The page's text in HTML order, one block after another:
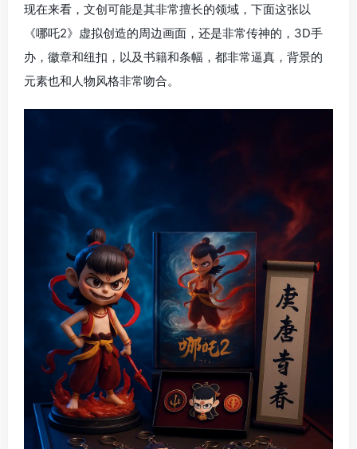
现在来看，文创可能是其非常擅长的领域，下面这张以
《哪吒2》虚拟创造的周边画面，还是非常传神的，3D手
办，徽章和纽扣，以及书籍和条幅，都非常逼真，背景的
元素也和人物风格非常吻合。